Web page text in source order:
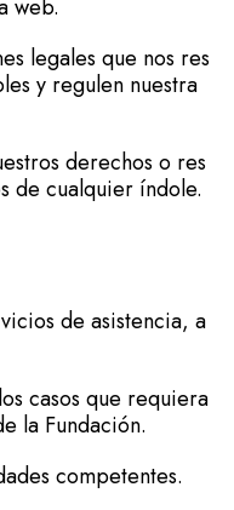
web.
legales que nos res
y regulen nuestra
derechos o res
de cualquier índole.
de asistencia, a
casos que requiera
la Fundación.
competentes.